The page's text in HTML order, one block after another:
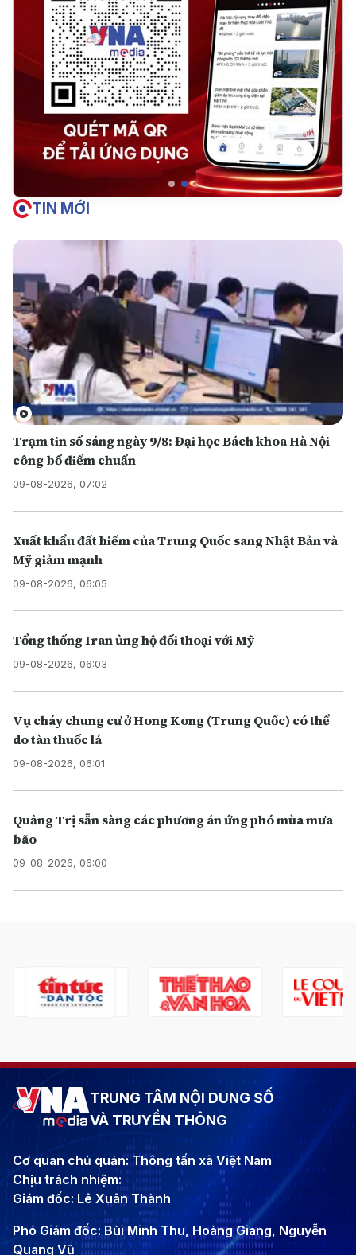
TIN MỚI
Trạm tin số sáng ngày 9/8: Đại học Bách khoa Hà Nội
công bố điểm chuẩn
09-08-2026, 07:02
Xuất khẩu đất hiếm của Trung Quốc sang Nhật Bản và
Mỹ giảm mạnh
09-08-2026, 06:05
Tổng thống Iran ủng hộ đối thoại với Mỹ
09-08-2026, 06:03
Vụ cháy chung cư ở Hong Kong (Trung Quốc) có thể
do tàn thuốc lá
09-08-2026, 06:01
Quảng Trị sẵn sàng các phương án ứng phó mùa mưa
bão
09-08-2026, 06:00
TRUNG TÂM NỘI DUNG SỐ
VÀ TRUYỀN THÔNG
Cơ quan chủ quản: Thông tấn xã Việt Nam
Chịu trách nhiệm:
Giám đốc: Lê Xuân Thành
Phó Giám đốc: Bùi Minh Thu, Hoàng Giang, Nguyễn
Quang Vũ